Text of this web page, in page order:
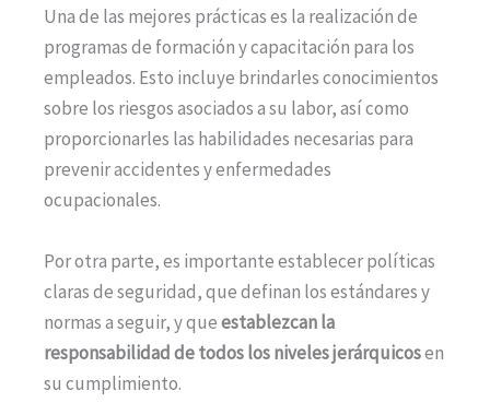
Una de las mejores prácticas es la realización de
programas de formación y capacitación para los
empleados. Esto incluye brindarles conocimientos
sobre los riesgos asociados a su labor, así como
proporcionarles las habilidades necesarias para
prevenir accidentes y enfermedades
ocupacionales.
Por otra parte, es importante establecer políticas
claras de seguridad, que definan los estándares y
normas a seguir, y queestablezcan la
responsabilidad de todos los niveles jerárquicosen
su cumplimiento.